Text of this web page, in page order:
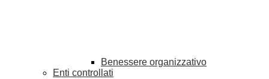
Benessere organizzativo
Enti controllati